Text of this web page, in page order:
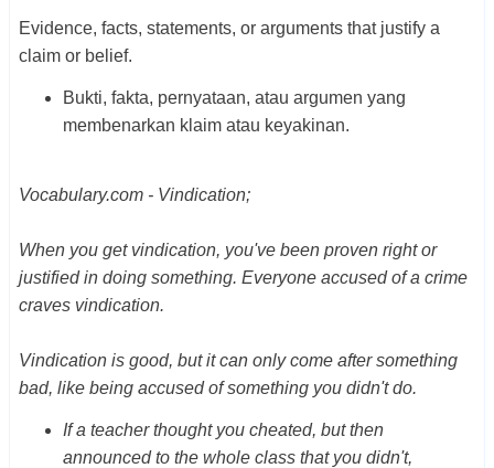
Evidence, facts, statements, or arguments that justify a
claim or belief.
Bukti, fakta, pernyataan, atau argumen yang
membenarkan klaim atau keyakinan.
Vocabulary.com - Vindication;
When you get vindication, you've been proven right or
justified in doing something. Everyone accused of a crime
craves vindication.
Vindication is good, but it can only come after something
bad, like being accused of something you didn't do.
If a teacher thought you cheated, but then
announced to the whole class that you didn't,